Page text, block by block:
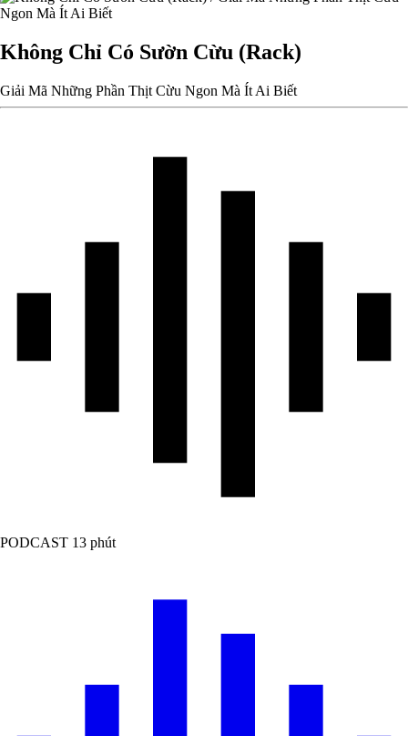
Không Chỉ Có Sườn Cừu (Rack)
Giải Mã Những Phần Thịt Cừu Ngon Mà Ít Ai Biết
PODCAST 13 phút